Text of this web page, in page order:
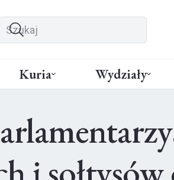
Kuria Wydziały